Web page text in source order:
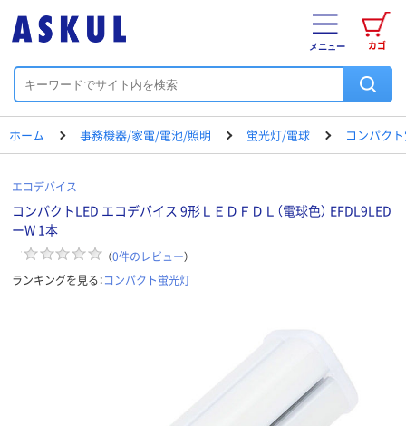
カゴ
メニュー
ホーム 事務機器/家電/電池/照明 蛍光灯/電球 コンパク
エコデバイス
コンパクトLED エコデバイス 9形ＬＥＤＦＤＬ（電球色） EFDL9LED
ーW 1本
（0件のレビュー）
ランキングを見る：コンパクト蛍光灯